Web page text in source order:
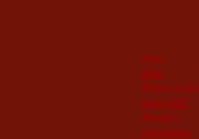
Obec
Úřad
Úřední deska
Volby 2017
Aktuality
Fotogalerie